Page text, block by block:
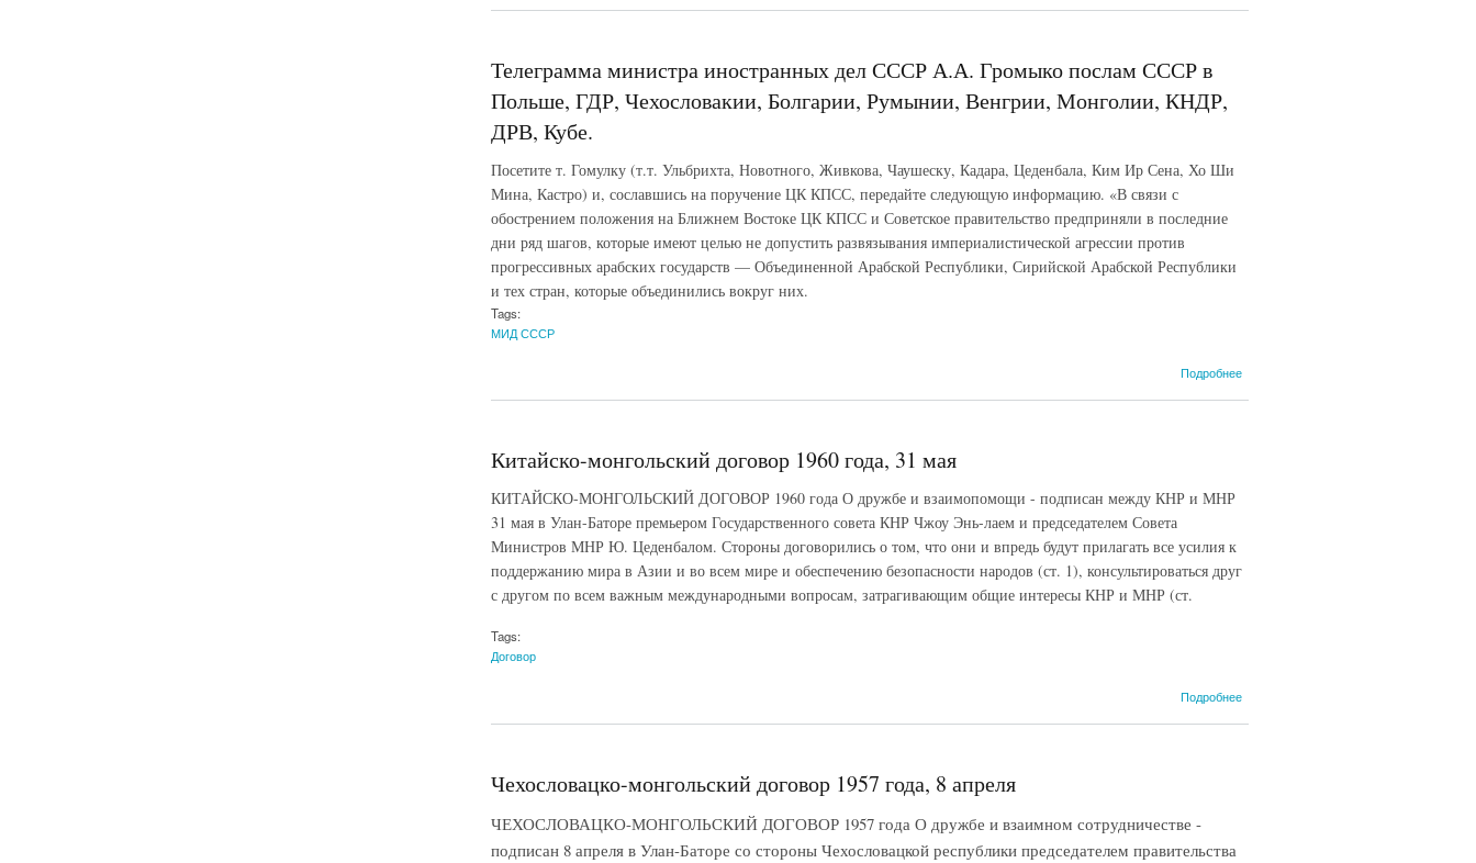
Телеграмма министра иностранных дел СССР А.А. Громыко послам СССР в
Польше, ГДР, Чехословакии, Болгарии, Румынии, Венгрии, Монголии, КНДР,
ДРВ, Кубе.
Посетите т. Гомулку (т.т. Ульбрихта, Новотного, Живкова, Чаушеску, Кадара, Цеденбала, Ким Ир Сена, Хо Ши
Мина, Кастро) и, сославшись на поручение ЦК КПСС, передайте следующую информацию. «В связи с
обострением положения на Ближнем Востоке ЦК КПСС и Советское правительство предприняли в последние
дни ряд шагов, которые имеют целью не допустить развязывания империалистической агрессии против
прогрессивных арабских государств — Объединенной Арабской Республики, Сирийской Арабской Республики
и тех стран, которые объединились вокруг них.
Tags:
МИД СССР
Подробнее
Китайско-монгольский договор 1960 года, 31 мая
КИТАЙСКО-МОНГОЛЬСКИЙ ДОГОВОР 1960 года О дружбе и взаимопомощи - подписан между КНР и МНР
31 мая в Улан-Баторе премьером Государственного совета КНР Чжоу Энь-лаем и председателем Совета
Министров МНР Ю. Цеденбалом. Стороны договорились о том, что они и впредь будут прилагать все усилия к
поддержанию мира в Азии и во всем мире и обеспечению безопасности народов (ст. 1), консультироваться друг
с другом по всем важным международными вопросам, затрагивающим общие интересы КНР и МНР (ст.
Tags:
Договор
Подробнее
Чехословацко-монгольский договор 1957 года, 8 апреля
ЧЕХОСЛОВАЦКО-МОНГОЛЬСКИЙ ДОГОВОР 1957 года О дружбе и взаимном сотрудничестве -
подписан 8 апреля в Улан-Баторе со стороны Чехословацкой республики председателем правительства